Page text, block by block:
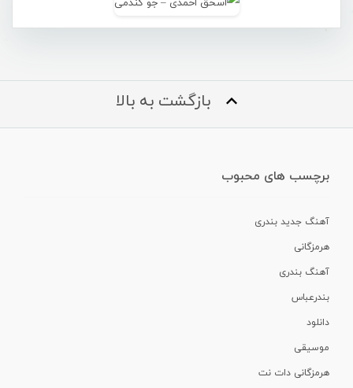
بازگشت به بالا
برچسب های محبوب
آهنگ جدید بندری
هرمزگانی
آهنگ بندری
بندرعباس
دانلود
موسیقی
هرمزگانی دات نت